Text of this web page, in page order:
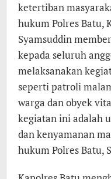
ketertiban
hukum Polres Batu,
Syamsuddin
kepada seluruh
melaksanakan
seperti patroli
warga dan obyek
kegiatan ini adalah
dan kenyamanan
hukum Polres Batu,